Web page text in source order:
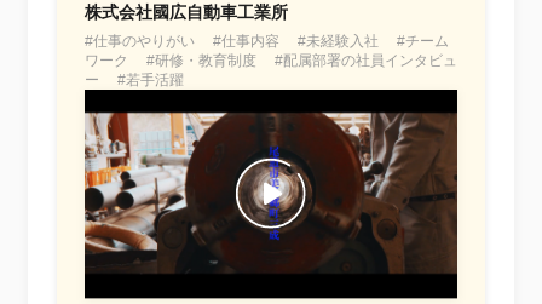
株式会社國広自動車工業所
#仕事のやりがい #仕事内容 #未経験入社 #チーム
ワーク #研修・教育制度 #配属部署の社員インタビュ
ー #若手活躍